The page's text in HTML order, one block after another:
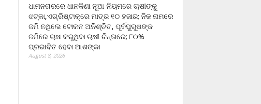
ଧାମନଗରରେ ଧାନକିଣା ନୂଆ ନିୟମରେ ଚାଷୀଙ୍କୁ
ଝଟ୍‌କା,ଏଗ୍ରିଷ୍ଟାକ୍‌ରେ ମାତ୍ର ୧୦ ହଜାର; ନିଜ ନାମରେ
ଜମି ନଥିଲେ ଟୋକନ ଅନିଶ୍ଚିତ, ପୂର୍ବପୁରୁଷଙ୍କ
ଜମିରେ ଚାଷ କରୁଥିବା ଚାଷୀ ଚିନ୍ତାରେ; ୮୦%
ପ୍ରଭାବିତ ହେବା ଆଶଙ୍କା
August 8, 2026